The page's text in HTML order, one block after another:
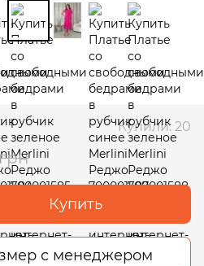
Купили: 20
Купить
с менеджером